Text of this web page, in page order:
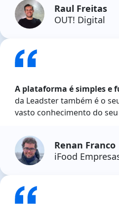
Raul Freitas
OUT! Digital
A plataforma é simples e
da Leadster também é o
vasto conhecimento do
Renan Franco
iFood